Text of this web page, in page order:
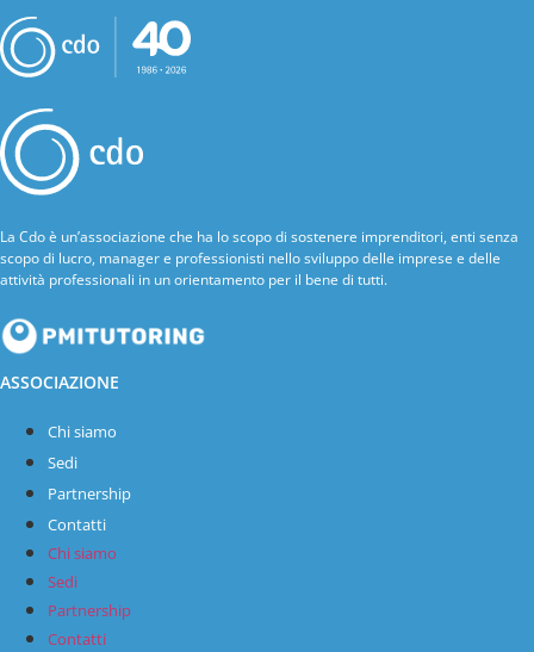
Servizio Cdo di verifica delle agevolazioni
INPS
Servizi finanziari
Persona
PARTNERS
CONTATTI
La Cdo è un’associazione che ha lo scopo di sostenere imprenditori, enti senza
scopo di lucro, manager e professionisti nello sviluppo delle imprese e delle
attività professionali in un orientamento per il bene di tutti.
ASSOCIAZIONE
Chi siamo
Sedi
Partnership
Contatti
Chi siamo
Sedi
Partnership
Contatti